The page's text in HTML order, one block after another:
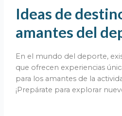
Ideas de
amantes del
En el mundo del deporte,
que ofrecen experiencias
para los amantes de la
¡Prepárate para explorar